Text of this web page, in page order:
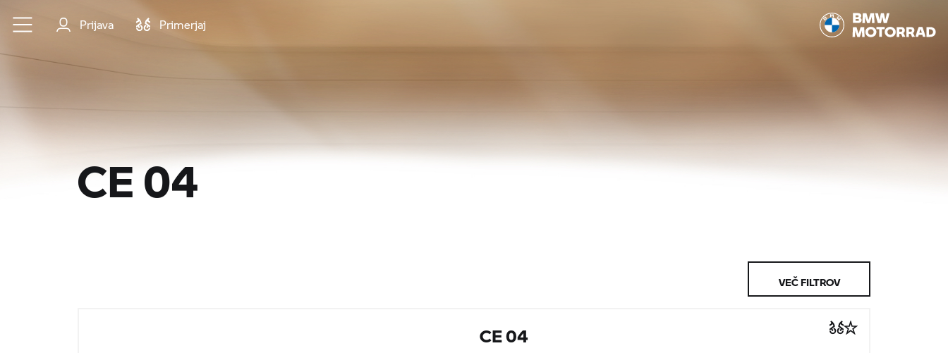
Preskoči na glavno vsebino
Prijava Primerjaj
CE 04
VEČ FILTROV
CE 04